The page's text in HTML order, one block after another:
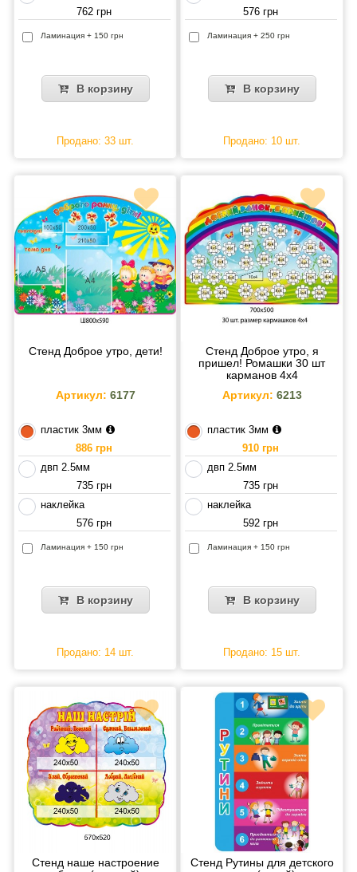
762 грн
Ламинация + 150 грн
В корзину
Продано: 33 шт.
576 грн
Ламинация + 250 грн
В корзину
Продано: 10 шт.
Стенд Доброе утро, дети!
Артикул: 6177
пластик 3мм
886 грн
двп 2.5мм
735 грн
наклейка
576 грн
Ламинация + 150 грн
В корзину
Продано: 14 шт.
Стенд Доброе утро, я
пришел! Ромашки 30 шт
карманов 4х4
Артикул: 6213
пластик 3мм
910 грн
двп 2.5мм
735 грн
наклейка
592 грн
Ламинация + 150 грн
В корзину
Продано: 15 шт.
Стенд наше настроение
Стенд Рутины для детского